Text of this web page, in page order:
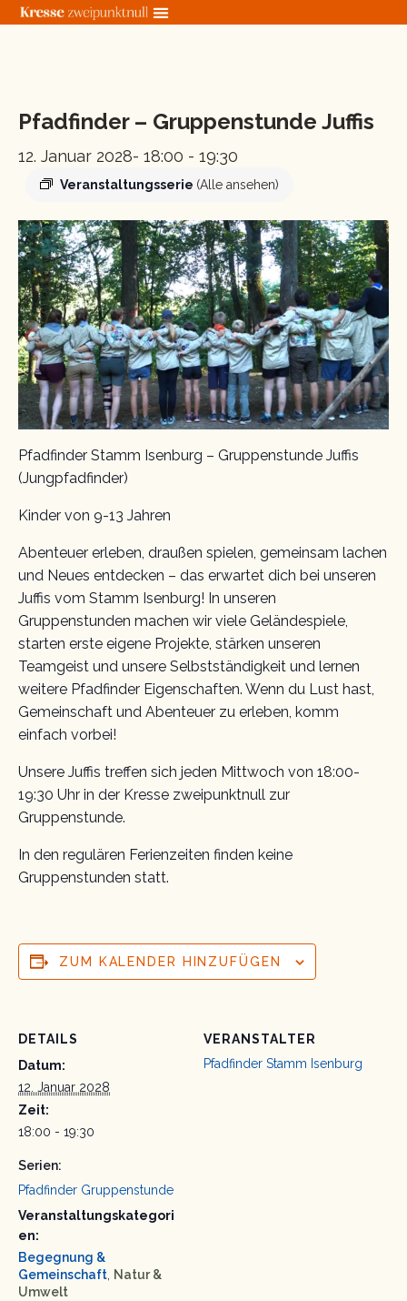
Zum
Pfadfinder – Gruppenstunde Juffis
12. Januar 2028- 18:00 - 19:30
Veranstaltungsserie (Alle ansehen)
Pfadfinder Stamm Isenburg – Gruppenstunde Juffis
(Jungpfadfinder)
Kinder von 9-13 Jahren
Abenteuer erleben, draußen spielen, gemeinsam lachen
und Neues entdecken – das erwartet dich bei unseren
Juffis vom Stamm Isenburg! In unseren
Gruppenstunden machen wir viele Geländespiele,
starten erste eigene Projekte, stärken unseren
Teamgeist und unsere Selbstständigkeit und lernen
weitere Pfadfinder Eigenschaften. Wenn du Lust hast,
Gemeinschaft und Abenteuer zu erleben, komm
einfach vorbei!
Unsere Juffis treffen sich jeden Mittwoch von 18:00-
19:30 Uhr in der Kresse zweipunktnull zur
Gruppenstunde.
In den regulären Ferienzeiten finden keine
Gruppenstunden statt.
ZUM KALENDER HINZUFÜGEN
DETAILS
Datum:
12. Januar 2028
Zeit:
18:00 - 19:30
Serien:
Pfadfinder Gruppenstunde
Veranstaltungskategori
en:
Begegnung &
Gemeinschaft Natur &
Umwelt
VERANSTALTER
Pfadfinder Stamm Isenburg